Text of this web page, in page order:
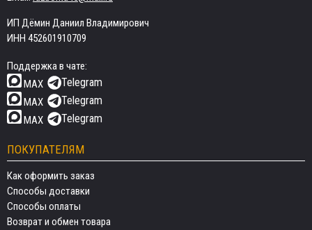
ИП Дёмин Даниил Владимирович
ИНН 452601910709
Поддержка в чате:
MAX
Telegram
MAX Telegram
MAX Telegram
ПОКУПАТЕЛЯМ
Как оформить заказ
Способы доставки
Способы оплаты
Возврат и обмен товара